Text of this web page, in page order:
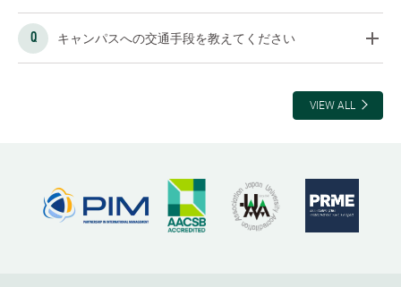
キャンパスへの交通手段を教えてください
VIEW ALL